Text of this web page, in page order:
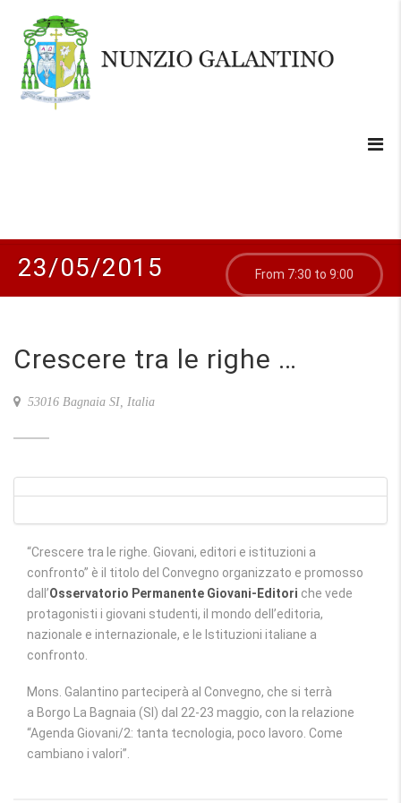
23/05/2015 From 7:30 to 9:00
Crescere tra le righe …
53016 Bagnaia SI, Italia
“Crescere tra le righe. Giovani, editori e istituzioni a
confronto” è il titolo del Convegno organizzato e promosso
dall’Osservatorio Permanente Giovani-Editori che vede
protagonisti i giovani studenti, il mondo dell’editoria,
nazionale e internazionale, e le Istituzioni italiane a
confronto.
Mons. Galantino parteciperà al Convegno, che si terrà
a Borgo La Bagnaia (SI) dal 22-23 maggio, con la relazione
“Agenda Giovani/2: tanta tecnologia, poco lavoro. Come
cambiano i valori”.